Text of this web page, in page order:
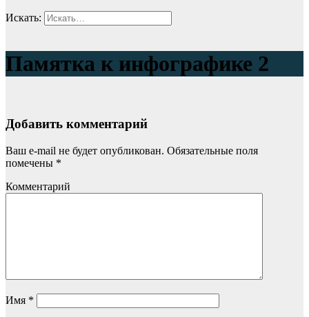
Искать:
Памятка к инфографике 2
Добавить комментарий
Ваш e-mail не будет опубликован. Обязательные поля
помечены *
Комментарий
Имя *